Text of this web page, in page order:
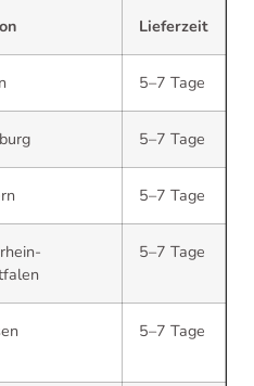
Lieferzeit
5–7 Tage
5–7 Tage
5–7 Tage
5–7 Tage
5–7 Tage